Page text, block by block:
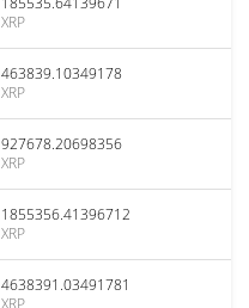
XRP
463839.10349178
XRP
927678.20698356
XRP
1855356.41396712
XRP
4638391.03491781
XRP